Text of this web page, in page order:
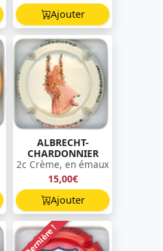
Ajouter
ALBRECHT-
CHARDONNIER
2c Crème, en émaux
15,00€
Ajouter
Dernière !